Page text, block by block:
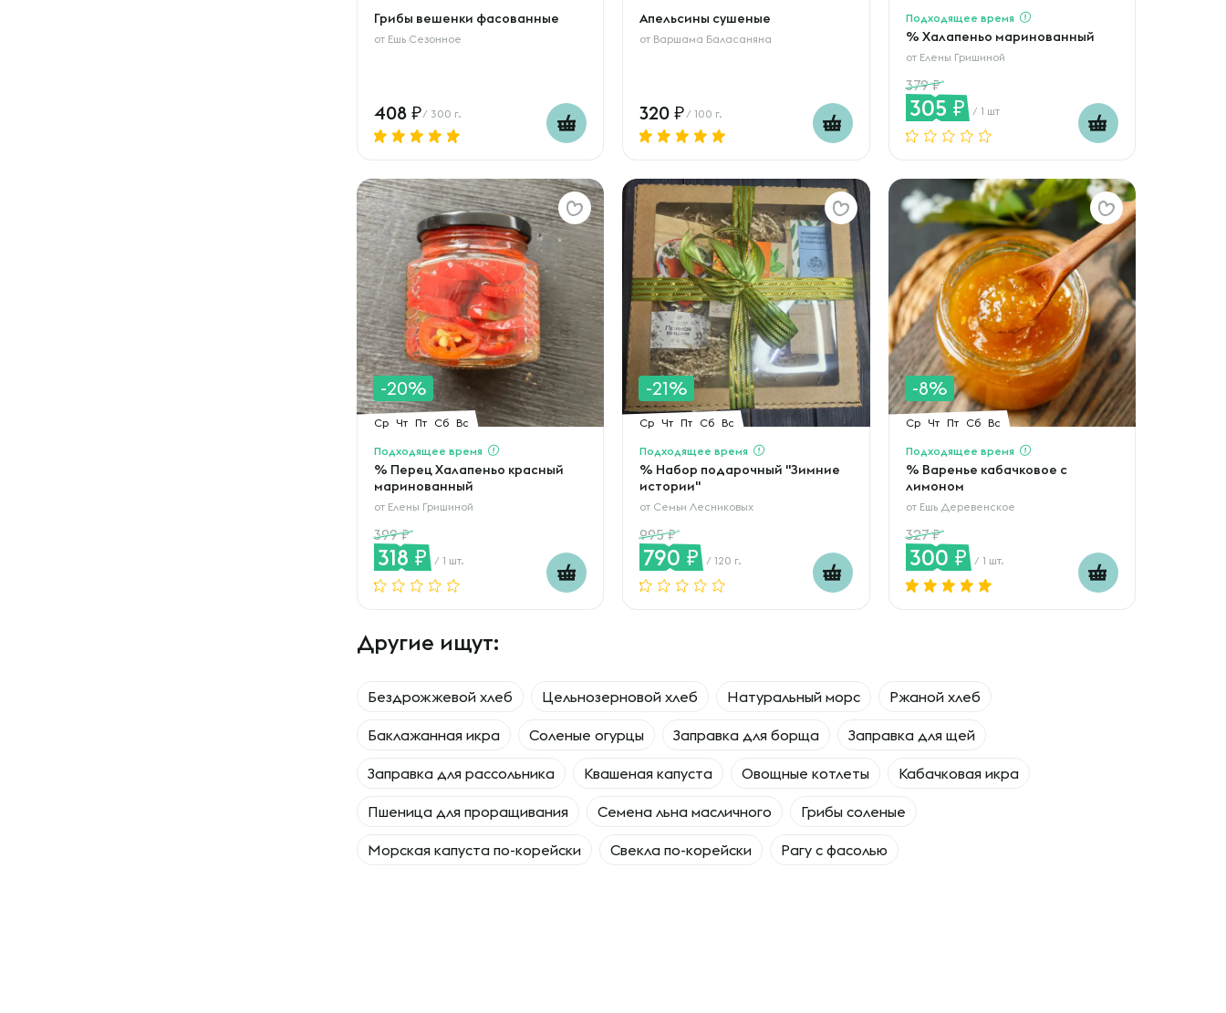
Грибы вешенки фасованные
от Ешь Сезонное
408 / 300 г.
Апельсины сушеные
от Варшама Баласаняна
320 / 100 г.
Подходящее время
% Халапеньо маринованный
от Елены Гришиной
379
305 / 1 шт
-20%
Ср Чт Пт Сб Вс
Подходящее время
% Перец Халапеньо красный
маринованный
от Елены Гришиной
399
318 / 1 шт.
-21%
Ср Чт Пт Сб Вс
Подходящее время
% Набор подарочный "Зимние
истории"
от Семьи Лесниковых
995
790 / 120 г.
-8%
Ср Чт Пт Сб Вс
Подходящее время
% Варенье кабачковое с
лимоном
от Ешь Деревенское
327
300 / 1 шт.
Другие ищут:
Бездрожжевой хлеб Цельнозерновой хлеб Натуральный морс Ржаной хлеб
Баклажанная икра Соленые огурцы Заправка для борща Заправка для щей
Заправка для рассольника Квашеная капуста Овощные котлеты Кабачковая икра
Пшеница для проращивания Семена льна масличного Грибы соленые
Морская капуста по-корейски Свекла по-корейски Рагу с фасолью